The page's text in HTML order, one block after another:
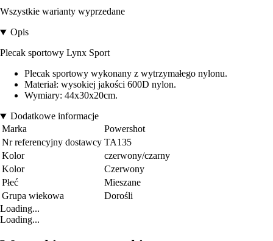
Wszystkie warianty wyprzedane
Opis
Plecak sportowy Lynx Sport
Plecak sportowy wykonany z wytrzymałego nylonu.
Materiał: wysokiej jakości 600D nylon.
Wymiary: 44x30x20cm.
Dodatkowe informacje
Marka
Powershot
Nr referencyjny dostawcy TA135
Kolor
czerwony/czarny
Kolor
Czerwony
Płeć
Mieszane
Grupa wiekowa
Dorośli
Loading...
Loading...